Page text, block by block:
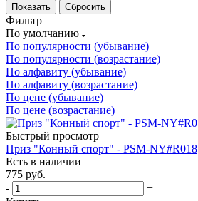
Сбросить
Фильтр
По умолчанию
По популярности (убывание)
По популярности (возрастание)
По алфавиту (убывание)
По алфавиту (возрастание)
По цене (убывание)
По цене (возрастание)
Быстрый просмотр
Приз "Конный спорт" - PSM-NY#R018
Есть в наличии
775 руб.
-
+